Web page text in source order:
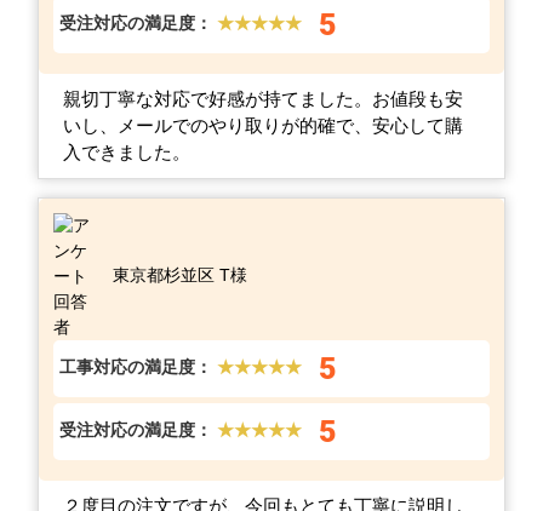
受注対応の満足度： ★★★★★ 5
親切丁寧な対応で好感が持てました。お値段も安
いし、メールでのやり取りが的確で、安心して購
入できました。
東京都杉並区 T様
工事対応の満足度： ★★★★★ 5
受注対応の満足度： ★★★★★ 5
２度目の注文ですが、今回もとても丁寧に説明し